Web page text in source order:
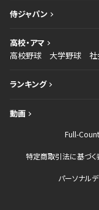
侍ジャパン
高校・アマ
高校野球
大学野球
ランキング
動画
Full-
特定商取引法に基づく
パーソナル